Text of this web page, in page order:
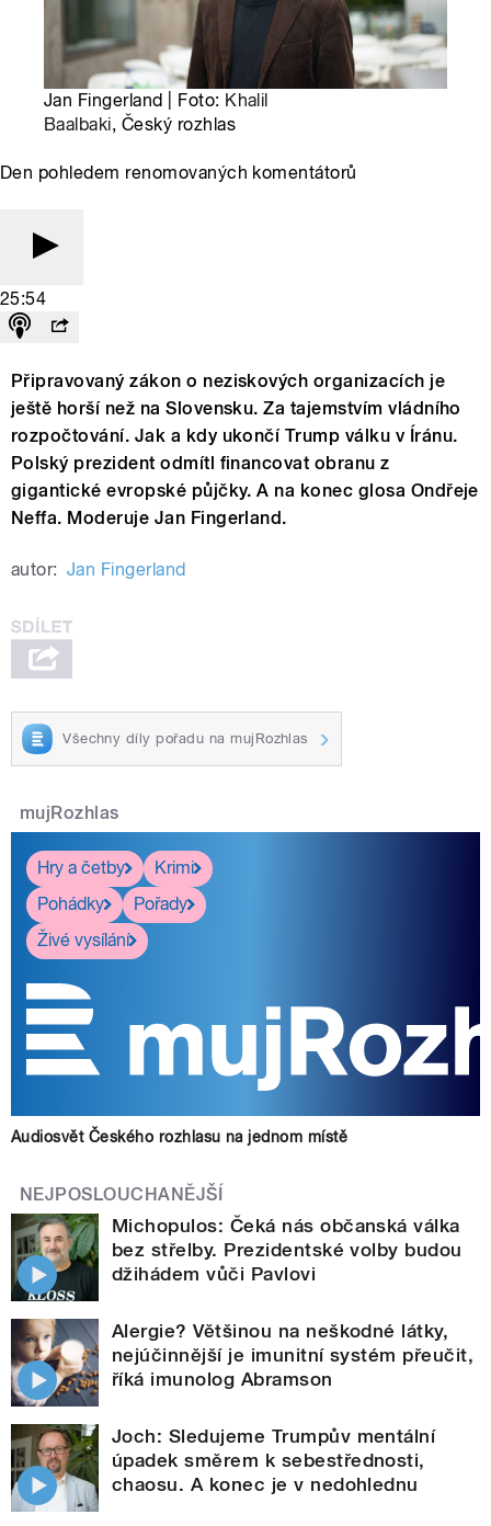
Jan Fingerland | Foto: Khalil
Baalbaki, Český rozhlas
Den pohledem renomovaných komentátorů
25:54
Připravovaný zákon o neziskových organizacích je
ještě horší než na Slovensku. Za tajemstvím vládního
rozpočtování. Jak a kdy ukončí Trump válku v Íránu.
Polský prezident odmítl financovat obranu z
gigantické evropské půjčky. A na konec glosa Ondřeje
Neffa. Moderuje Jan Fingerland.
autor: Jan Fingerland
Všechny díly pořadu na mujRozhlas
mujRozhlas
Hry a četby
Krimi
Pohádky
Pořady
Živé vysílání
Audiosvět Českého rozhlasu na jednom místě
NEJPOSLOUCHANĚJŠÍ
Michopulos: Čeká nás občanská válka
bez střelby. Prezidentské volby budou
džihádem vůči Pavlovi
Alergie? Většinou na neškodné látky,
nejúčinnější je imunitní systém přeučit,
říká imunolog Abramson
Joch: Sledujeme Trumpův mentální
úpadek směrem k sebestřednosti,
chaosu. A konec je v nedohlednu